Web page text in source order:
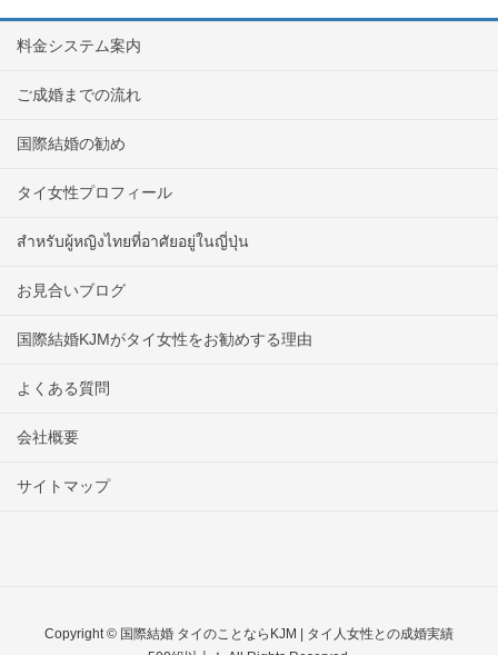
料金システム案内
ご成婚までの流れ
国際結婚の勧め
タイ女性プロフィール
สำหรับผู้หญิงไทยที่อาศัยอยู่ในญี่ปุ่น
お見合いブログ
国際結婚KJMがタイ女性をお勧めする理由
よくある質問
会社概要
サイトマップ
Copyright © 国際結婚 タイのことならKJM | タイ人女性との成婚実績